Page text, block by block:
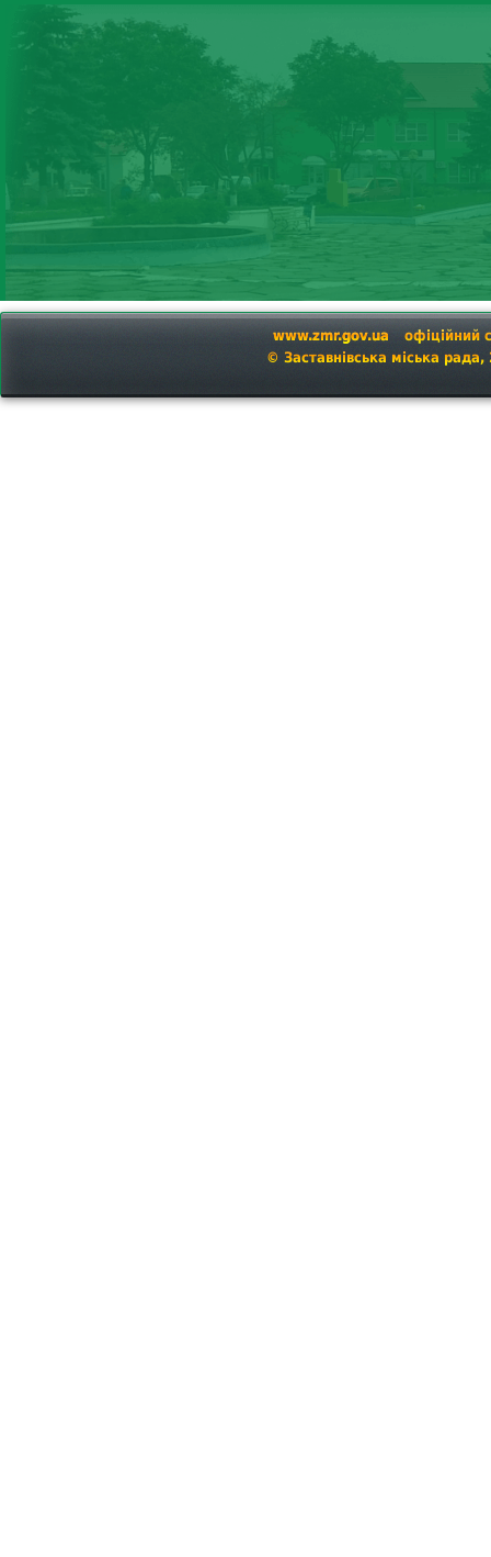
www.zmr.gov.ua
офіційний
© Заставнівська міська рада,